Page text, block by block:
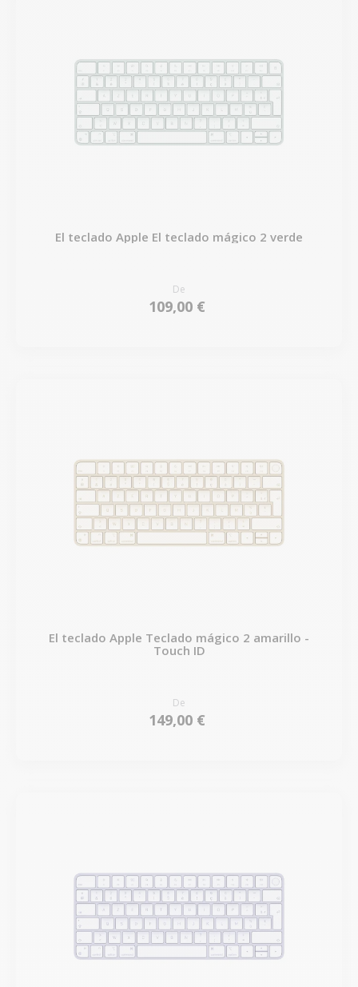
El teclado Apple El teclado mágico 2 verde
De
109,00 €
El teclado Apple Teclado mágico 2 amarillo -
Touch ID
De
149,00 €